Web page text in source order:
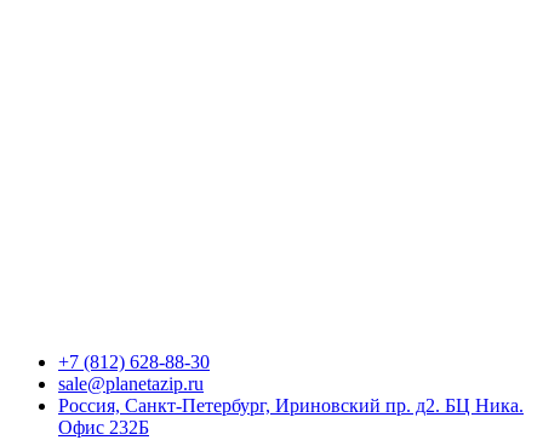
+7 (812) 628-88-30
sale@planetazip.ru
Россия, Санкт-Петербург, Ириновский пр. д2. БЦ Ника.
Офис 232Б